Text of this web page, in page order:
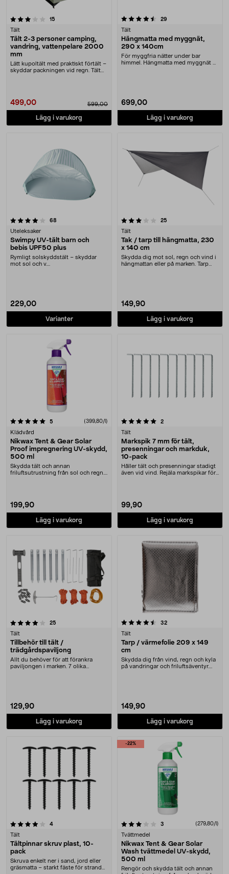
15
Tält
Tält 2-3 personer camping,
vandring, vattenpelare 2000
mm
Lätt kupoltält med praktiskt förtält –
skyddar packningen vid regn. Tält
499,00 599,00
Lägg i varukorg
4.5 av 5 stjärnor 29
Tält
Hängmatta med myggnät,
290 x 140cm
För myggfria nätter under bar
himmel. Hängmatta med myggnät –
699,00
Lägg i varukorg
68
Uteleksaker
Swimpy UV-tält barn och
bebis UPF50 plus
Rymligt solskyddstält – skyddar
mot sol och v....
229,00
Varianter
3.5 av 5 stjärnor 25
Tält
Tak / tarp till hängmatta, 230
x 140 cm
Skydda dig mot sol, regn och vind i
hängmattan eller på marken. Tarp
149,90
Lägg i varukorg
5 (399,80/l)
Klädvård
Nikwax Tent & Gear Solar
Proof impregnering UV-skydd,
500 ml
Skydda tält och annan
friluftsutrustning från sol och regn.
199,90
Lägg i varukorg
5.0 av 5 stjärnor 2recensioner
Tält
Markspik 7 mm för tält,
presenningar och markduk,
10-pack
Håller tält och presenningar stadigt
även vid vind. Rejäla markspikar för
99,90
Lägg i varukorg
25
Tält
Tillbehör till tält /
trädgårdspaviljong
Allt du behöver för att förankra
paviljongen i marken. 7 olika
129,90
Lägg i varukorg
4.5 av 5 stjärnor 32recensioner
Tält
Tarp / värmefolie 209 x 149
cm
Skydda dig från vind, regn och kyla
på vandringar och friluftsäventyr.
149,90
Lägg i varukorg
4recensioner
Tält
Tältpinnar skruv plast, 10-
pack
Skruva enkelt ner i sand, jord eller
gräsmatta – starkt fäste för strand
-22%
3.5 av 5 stjärnor 3 (279,80/l)
Tvättmedel
Nikwax Tent & Gear Solar
Wash tvättmedel UV-skydd,
500 ml
Rengör och skydda tält och annan